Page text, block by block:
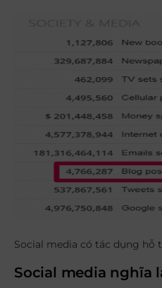
Social media có tác dụng hỗ
Social media nghĩa